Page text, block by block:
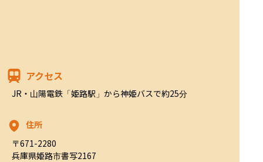
アクセス
JR・山陽電鉄「姫路駅」から神姫バスで約25分
住所
〒671-2280
兵庫県姫路市書写2167